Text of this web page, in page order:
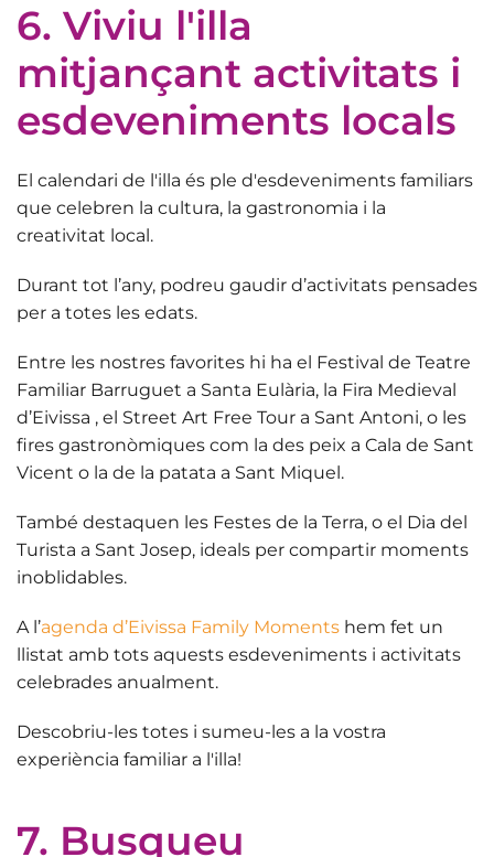
6. Viviu l'illa
mitjançant activitats i
esdeveniments locals
El calendari de l'illa és ple d'esdeveniments familiars
que celebren la cultura, la gastronomia i la
creativitat local .
Durant tot l’any, podreu gaudir d’activitats pensades
per a totes les edats.
Entre les nostres favorites hi ha el Festival de Teatre
Familiar Barruguet a Santa Eulària, la Fira Medieval
d’Eivissa , el Street Art Free Tour a Sant Antoni, o les
fires gastronòmiques com la des peix a Cala de Sant
Vicent o la de la patata a Sant Miquel.
També destaquen les Festes de la Terra, o el Dia del
Turista a Sant Josep, ideals per compartir moments
inoblidables.
A l’agenda d’Eivissa Family Moments hem fet un
llistat amb tots aquests esdeveniments i activitats
celebrades anualment.
Descobriu-les totes i sumeu-les a la vostra
experiència familiar a l'illa!
7. Busqueu